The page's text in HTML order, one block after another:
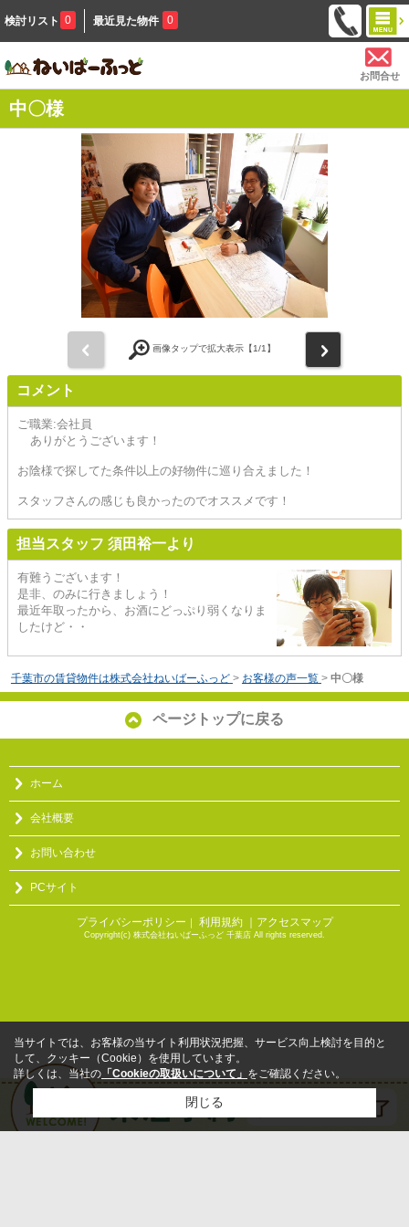
検討リスト 0 最近見た物件 0
お問合せ
中〇様
画像タップで拡大表示【1/1】
コメント
ご職業:会社員
ありがとうございます！
お陰様で探してた条件以上の好物件に巡り合えました！
スタッフさんの感じも良かったのでオススメです！
担当スタッフ 須田裕一より
有難うございます！
是非、のみに行きましょう！
最近年取ったから、お酒にどっぷり弱くなりま
したけど・・
千葉市の賃貸物件は株式会社ねいばーふっど > お客様の声一覧 > 中〇様
ページトップに戻る
ホーム
会社概要
お問い合わせ
PCサイト
プライバシーポリシー 利用規約 ｜アクセスマップ
Copyright(c) 株式会社ねいばーふっど 千葉店 All rights reserved.
当サイトでは、お客様の当サイト利用状況把握、サービス向上検討を目的と
して、クッキー（Cookie）を使用しています。
詳しくは、当社の 「Cookieの取扱いについて」 をご確認ください。
閉じる